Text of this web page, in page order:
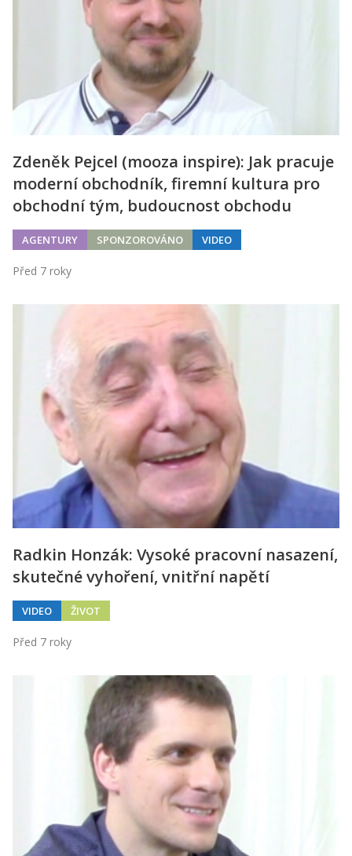
Zdeněk Pejcel (mooza inspire): Jak pracuje
moderní obchodník, firemní kultura pro
obchodní tým, budoucnost obchodu
AGENTURY SPONZOROVÁNO VIDEO
Před 7 roky
Radkin Honzák: Vysoké pracovní nasazení,
skutečné vyhoření, vnitřní napětí
VIDEO ŽIVOT
Před 7 roky